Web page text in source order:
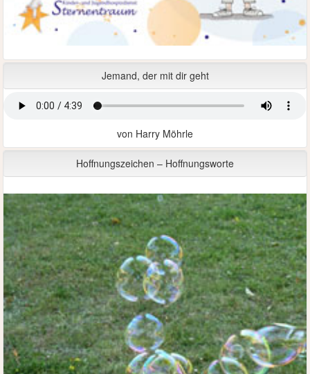
Jemand, der mit dir geht
von Harry Möhrle
Hoffnungszeichen – Hoffnungsworte